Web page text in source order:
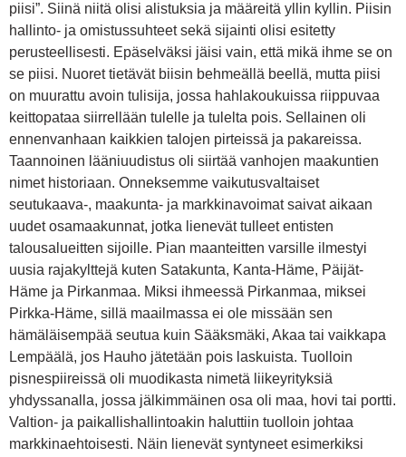
piisi”. Siinä niitä olisi alistuksia ja määreitä yllin kyllin. Piisin
hallinto- ja omistussuhteet sekä sijainti olisi esitetty
perusteellisesti. Epäselväksi jäisi vain, että mikä ihme se on
se piisi. Nuoret tietävät biisin behmeällä beellä, mutta piisi
on muurattu avoin tulisija, jossa hahlakoukuissa riippuvaa
keittopataa siirrellään tulelle ja tulelta pois. Sellainen oli
ennenvanhaan kaikkien talojen pirteissä ja pakareissa.
Taannoinen lääniuudistus oli siirtää vanhojen maakuntien
nimet historiaan. Onneksemme vaikutusvaltaiset
seutukaava-, maakunta- ja markkinavoimat saivat aikaan
uudet osamaakunnat, jotka lienevät tulleet entisten
talousalueitten sijoille. Pian maanteitten varsille ilmestyi
uusia rajakylttejä kuten Satakunta, Kanta-Häme, Päijät-
Häme ja Pirkanmaa. Miksi ihmeessä Pirkanmaa, miksei
Pirkka-Häme, sillä maailmassa ei ole missään sen
hämäläisempää seutua kuin Sääksmäki, Akaa tai vaikkapa
Lempäälä, jos Hauho jätetään pois laskuista. Tuolloin
pisnespiireissä oli muodikasta nimetä liikeyrityksiä
yhdyssanalla, jossa jälkimmäinen osa oli maa, hovi tai portti.
Valtion- ja paikallishallintoakin haluttiin tuolloin johtaa
markkinaehtoisesti. Näin lienevät syntyneet esimerkiksi